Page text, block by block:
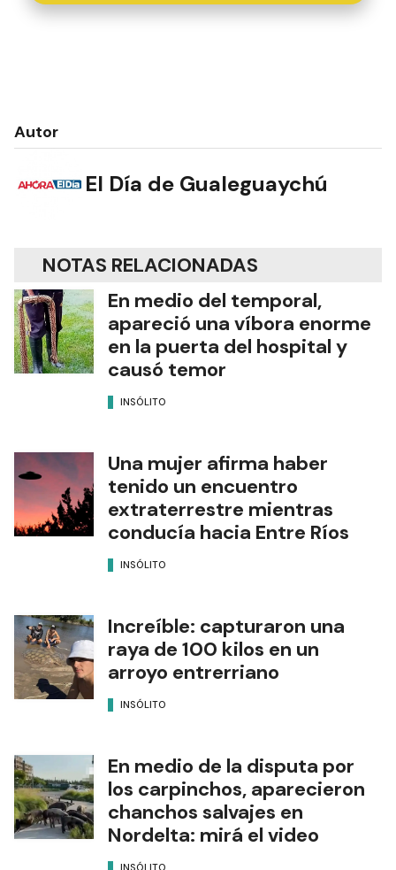
Autor
El Día de Gualeguaychú
NOTAS RELACIONADAS
En medio del temporal,
apareció una víbora enorme
en la puerta del hospital y
causó temor
INSÓLITO
Una mujer afirma haber
tenido un encuentro
extraterrestre mientras
conducía hacia Entre Ríos
INSÓLITO
Increíble: capturaron una
raya de 100 kilos en un
arroyo entrerriano
INSÓLITO
En medio de la disputa por
los carpinchos, aparecieron
chanchos salvajes en
Nordelta: mirá el video
INSÓLITO